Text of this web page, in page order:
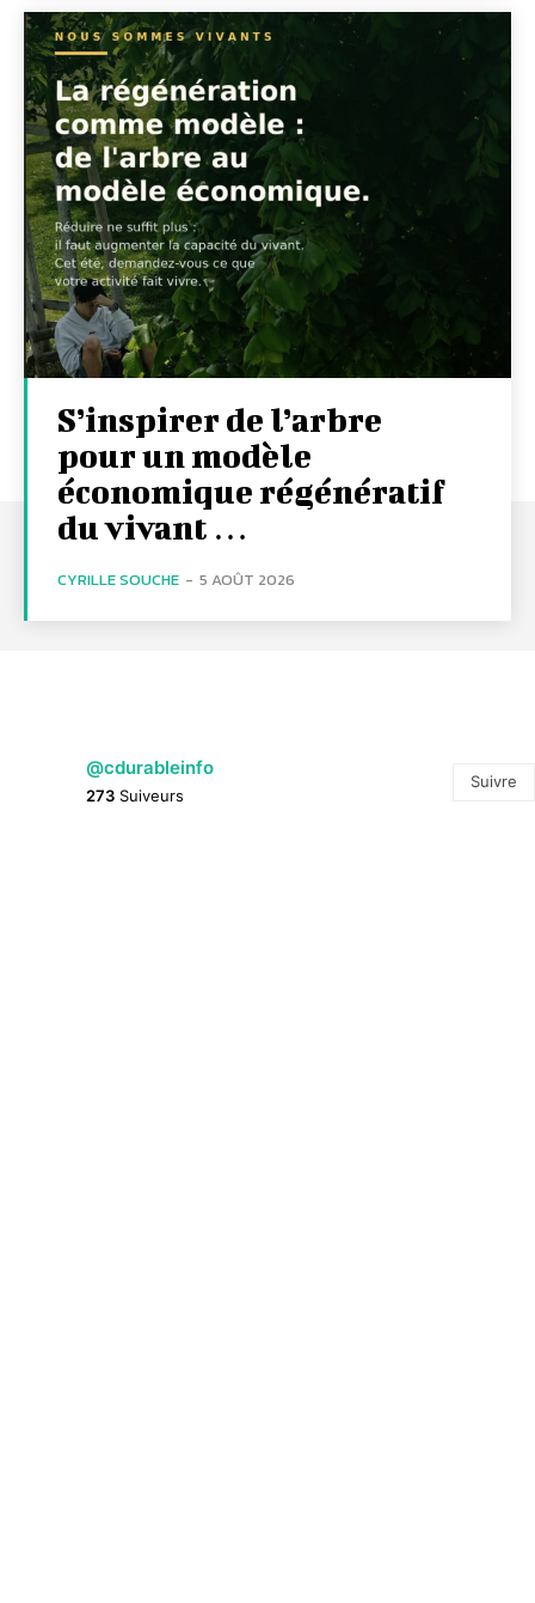
S’inspirer de l’arbre
pour un modèle
économique régénératif
du vivant …
CYRILLE SOUCHE - 5 AOÛT 2026
@cdurableinfo
273 Suiveurs
Suivre